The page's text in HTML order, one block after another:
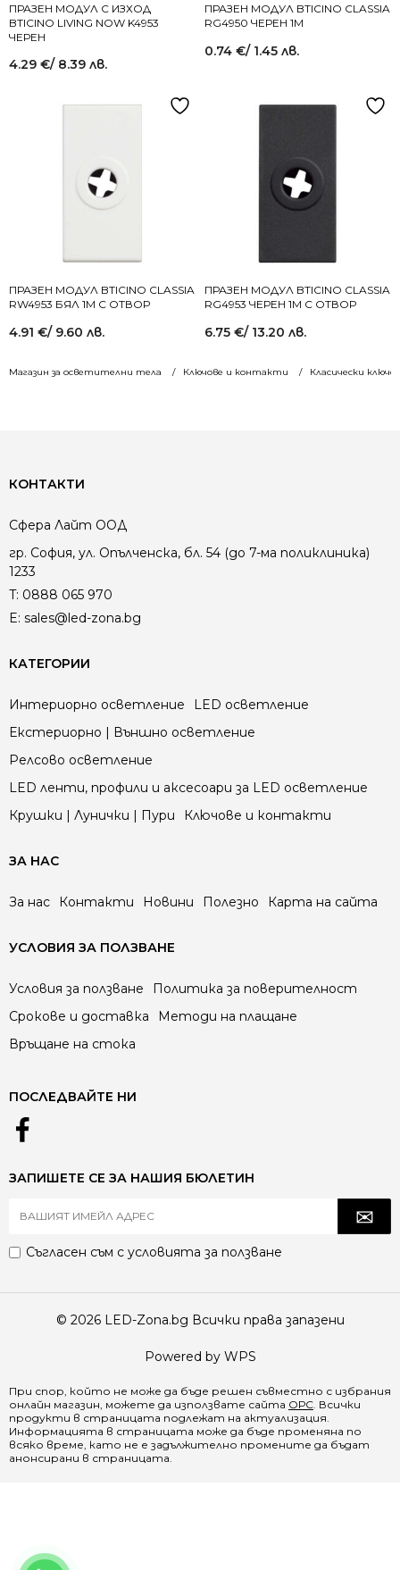
Магазин за осветителни тела Ключове и контакти Класически
ПРАЗЕН МОДУЛ С ИЗХОД
BTICINO LIVING NOW K4953
ЧЕРЕН
4.29 €/ 8.39 лв.
ПРАЗЕН МОДУЛ BTICINO CLASSIA
RG4950 ЧЕРЕН 1M
0.74 €/ 1.45 лв.
ПРАЗЕН МОДУЛ BTICINO CLASSIA
RW4953 БЯЛ 1M С ОТВОР
4.91 €/ 9.60 лв.
ПРАЗЕН МОДУЛ BTICINO CLASSIA
RG4953 ЧЕРЕН 1M С ОТВОР
6.75 €/ 13.20 лв.
КОНТАКТИ
Сфера Лайт ООД
гр. София, ул. Опълченска, бл. 54 (до 7-ма поликлиника)
1233
T: 0888 065 970
E: sales@led-zona.bg
КАТЕГОРИИ
Интериорно осветление
LED осветление
Екстериорно | Външно осветление
Релсово осветление
LED ленти, профили и аксесоари за LED осветление
Крушки | Лунички | Пури
Ключове и контакти
ЗА НАС
За нас Контакти Новини Полезно Карта на сайта
УСЛОВИЯ ЗА ПОЛЗВАНЕ
Условия за ползване
Политика за поверителност
Срокове и доставка
Методи на плащане
Връщане на стока
ПОСЛЕДВАЙТЕ НИ
ЗАПИШЕТЕ СЕ ЗА НАШИЯ БЮЛЕТИН
Съгласен съм с условията за ползване
© 2026 LED-Zona.bg Всички права запазени
Powered by WPS
При спор, който не може да бъде решен съвместно с избрания
онлайн магазин, можете да използвате сайта ОРС . Всички
продукти в страницата подлежат на актуализация.
Информацията в страницата може да бъде променяна по
всяко време, като не е задължително промените да бъдат
анонсирани в страницата.